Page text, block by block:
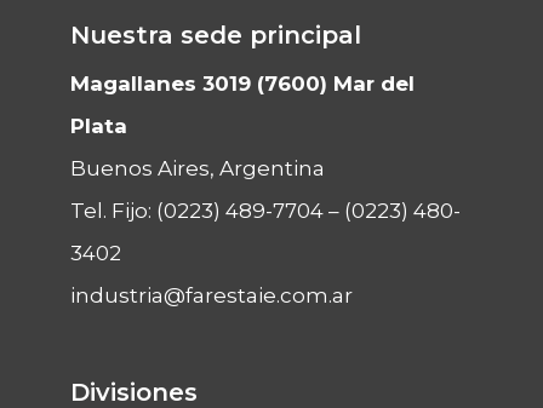
Nuestra sede principal
Magallanes 3019 (7600) Mar del
Plata
Buenos Aires, Argentina
Tel. Fijo: (0223) 489-7704– (0223) 480-
3402
industria@farestaie.com.ar
Divisiones